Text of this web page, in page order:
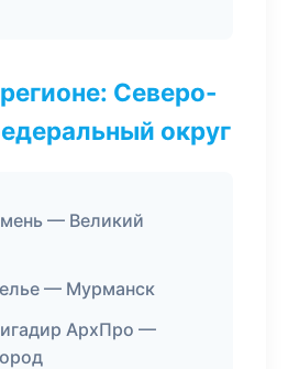
Северо-
округ
— Великий
— Мурманск
АрхПро —